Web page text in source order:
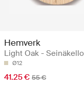
Hemverk
Light Oak -
Ø12
41.25 € 55 €